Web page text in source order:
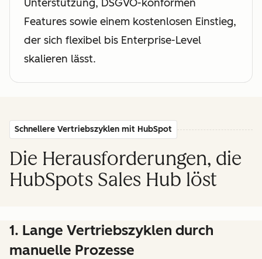
Unterstützung, DSGVO-konformen
Features sowie einem kostenlosen Einstieg,
der sich flexibel bis Enterprise-Level
skalieren lässt.
Schnellere Vertriebszyklen mit HubSpot
Die Herausforderungen, die
HubSpots Sales Hub löst
1. Lange Vertriebszyklen durch
manuelle Prozesse